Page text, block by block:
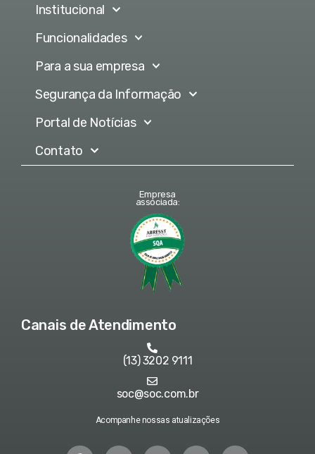
Institucional
Funcionalidades
Para a sua empresa
Segurança da Informação
Portal de Notícias
Contato
Empresa
associada:
Canais de Atendimento
(13) 3202 9111
soc@soc.com.br
Acompanhe nossas atualizações